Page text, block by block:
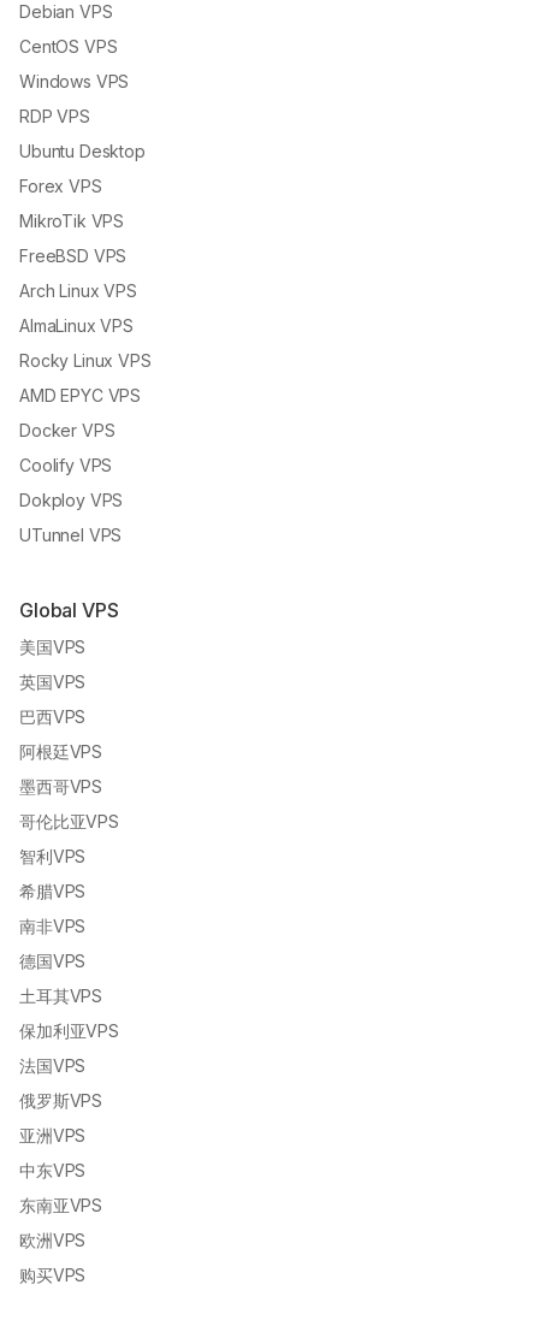
Debian VPS
CentOS VPS
Windows VPS
RDP VPS
Ubuntu Desktop
Forex VPS
MikroTik VPS
FreeBSD VPS
Arch Linux VPS
AlmaLinux VPS
Rocky Linux VPS
AMD EPYC VPS
Docker VPS
Coolify VPS
Dokploy VPS
UTunnel VPS
Global VPS
美国VPS
英国VPS
巴西VPS
阿根廷VPS
墨西哥VPS
哥伦比亚VPS
智利VPS
希腊VPS
南非VPS
德国VPS
土耳其VPS
保加利亚VPS
法国VPS
俄罗斯VPS
亚洲VPS
中东VPS
东南亚VPS
欧洲VPS
购买VPS